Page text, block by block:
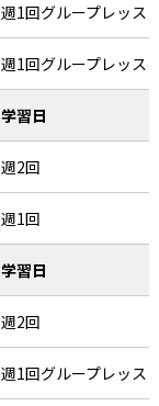
週1回グループレッス
週1回グループレッス
学習日
週2回
週1回
学習日
週2回
週1回グループレッス